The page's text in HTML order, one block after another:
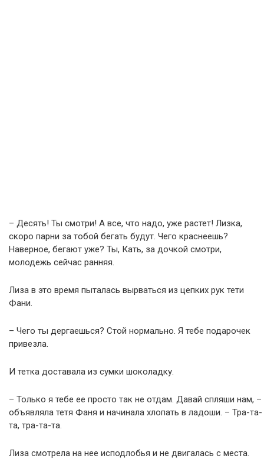
– Десять! Ты смотри! А все, что надо, уже растет! Лизка,
скоро парни за тобой бегать будут. Чего краснеешь?
Наверное, бегают уже? Ты, Кать, за дочкой смотри,
молодежь сейчас ранняя.
Лиза в это время пыталась вырваться из цепких рук тети
Фани.
– Чего ты дергаешься? Стой нормально. Я тебе подарочек
привезла.
И тетка доставала из сумки шоколадку.
– Только я тебе ее просто так не отдам. Давай спляши нам, –
объявляла тетя Фаня и начинала хлопать в ладоши. – Тра-та-
та, тра-та-та.
Лиза смотрела на нее исподлобья и не двигалась с места.